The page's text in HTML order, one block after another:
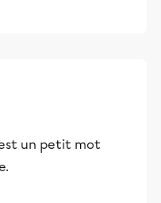
un petit mot